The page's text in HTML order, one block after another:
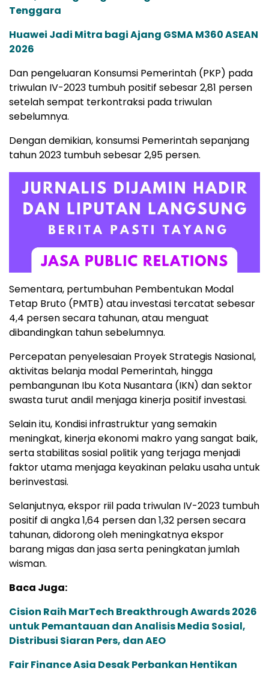
Tenggara
Huawei Jadi Mitra bagi Ajang GSMA M360 ASEAN
2026
Dan pengeluaran Konsumsi Pemerintah (PKP) pada
triwulan IV-2023 tumbuh positif sebesar 2,81 persen
setelah sempat terkontraksi pada triwulan
sebelumnya.
Dengan demikian, konsumsi Pemerintah sepanjang
tahun 2023 tumbuh sebesar 2,95 persen.
Sementara, pertumbuhan Pembentukan Modal
Tetap Bruto (PMTB) atau investasi tercatat sebesar
4,4 persen secara tahunan, atau menguat
dibandingkan tahun sebelumnya.
Percepatan penyelesaian Proyek Strategis Nasional,
aktivitas belanja modal Pemerintah, hingga
pembangunan Ibu Kota Nusantara (IKN) dan sektor
swasta turut andil menjaga kinerja positif investasi.
Selain itu, Kondisi infrastruktur yang semakin
meningkat, kinerja ekonomi makro yang sangat baik,
serta stabilitas sosial politik yang terjaga menjadi
faktor utama menjaga keyakinan pelaku usaha untuk
berinvestasi.
Selanjutnya, ekspor riil pada triwulan IV-2023 tumbuh
positif di angka 1,64 persen dan 1,32 persen secara
tahunan, didorong oleh meningkatnya ekspor
barang migas dan jasa serta peningkatan jumlah
wisman.
Baca Juga:
Cision Raih MarTech Breakthrough Awards 2026
untuk Pemantauan dan Analisis Media Sosial,
Distribusi Siaran Pers, dan AEO
Fair Finance Asia Desak Perbankan Hentikan